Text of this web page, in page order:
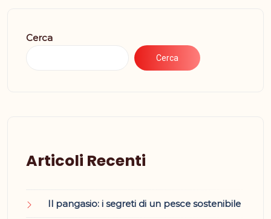
Cerca
Cerca
Articoli Recenti
Il pangasio: i segreti di un pesce sostenibile